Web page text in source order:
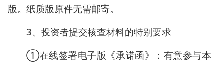
版。纸质版原件无需邮寄。
3、投资者提交核查材料的特别要求
①在线签署电子版《承诺函》：有意参与本